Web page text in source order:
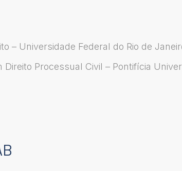
– Universidade Federal do Rio de
Direito Processual Civil – Pontifícia